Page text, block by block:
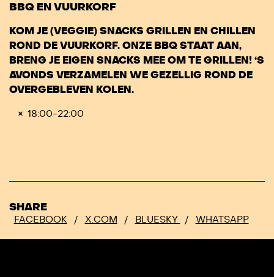
BBQ EN VUURKORF
KOM JE (VEGGIE) SNACKS GRILLEN EN CHILLEN
ROND DE VUURKORF. ONZE BBQ STAAT AAN,
BRENG JE EIGEN SNACKS MEE OM TE GRILLEN! ‘S
AVONDS VERZAMELEN WE GEZELLIG ROND DE
OVERGEBLEVEN KOLEN.
18:00-22:00
SHARE
FACEBOOK / X.COM / BLUESKY / WHATSAPP